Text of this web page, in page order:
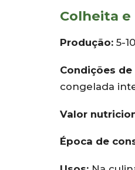
Colheita
Produção: 5-
Condições
congelada
Valor
Época de